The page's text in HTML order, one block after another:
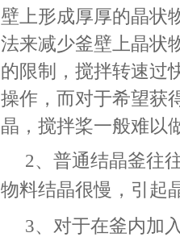
壁上形成厚厚的晶状
法来减少釜壁上晶状
的限制，搅拌转速过
操作，而对于希望获
晶，搅拌桨一般难以
2、普通结晶釜往
物料结晶很慢，引起
3、对于在釜内加